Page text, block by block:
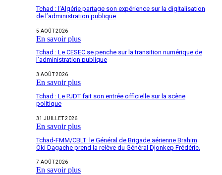
Tchad : l’Algérie partage son expérience sur la digitalisation
de l’administration publique
5 AOÛT 2026
En savoir plus
Tchad : Le CESEC se penche sur la transition numérique de
l’administration publique
3 AOÛT 2026
En savoir plus
Tchad : Le PJDT fait son entrée officielle sur la scène
politique
31 JUILLET 2026
En savoir plus
Tchad-FMM/CBLT: le Général de Brigade aérienne Brahim
Oki Dagache prend la relève du Général Djonkep Frédéric.
7 AOÛT 2026
En savoir plus